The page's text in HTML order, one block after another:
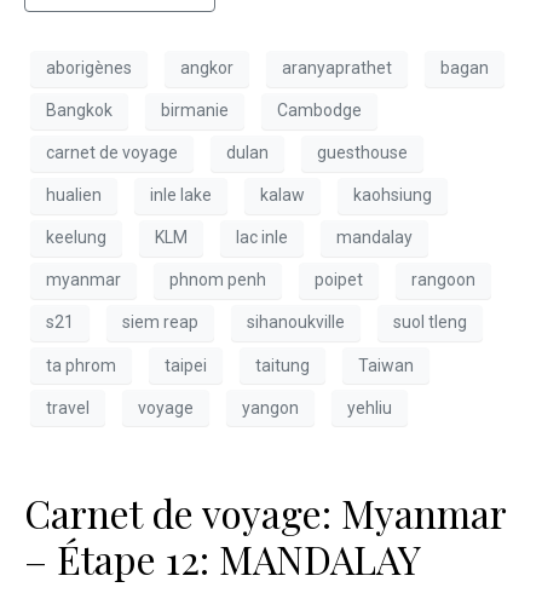
aborigènes angkor aranyaprathet bagan
Bangkok birmanie Cambodge
carnet de voyage dulan guesthouse
hualien inle lake kalaw kaohsiung
keelung KLM lac inle mandalay
myanmar phnom penh poipet rangoon
s21 siem reap sihanoukville suol tleng
ta phrom taipei taitung Taiwan
travel voyage yangon yehliu
Carnet de voyage: Myanmar
– Étape 12: MANDALAY